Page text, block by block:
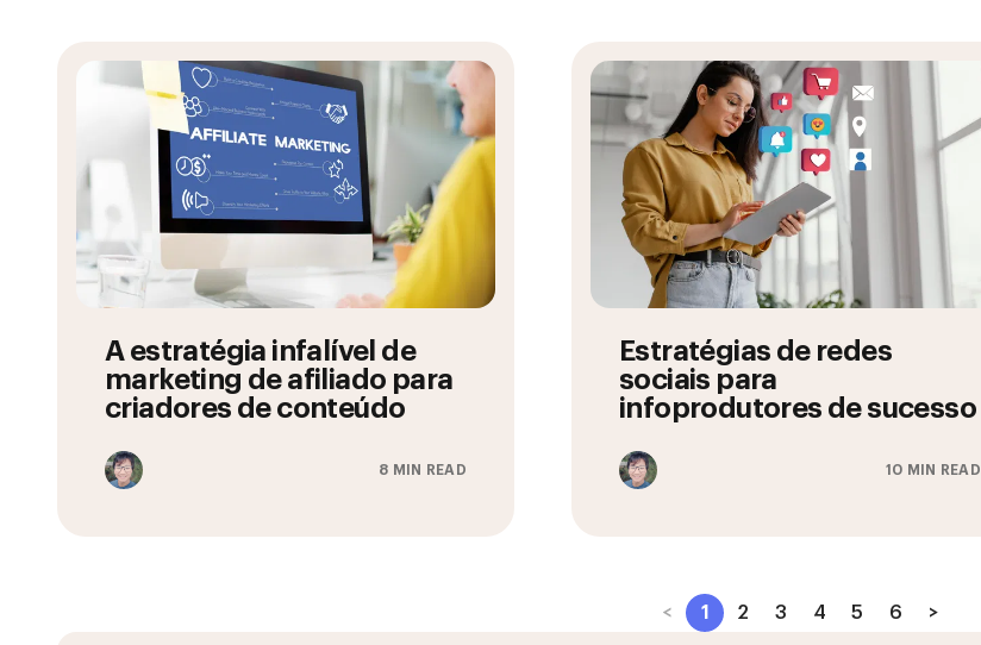
A estratégia infalível de
marketing de afiliado para
criadores de conteúdo
8 MIN READ
Estratégias de redes
sociais para
infoprodutores de sucesso
10 MIN READ
< 1 2 3 4 5 6 >